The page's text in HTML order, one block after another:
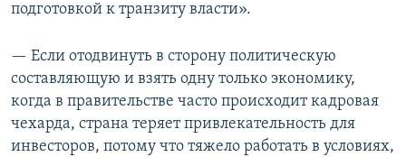
подготовкой к транзиту власти».
— Если отодвинуть в сторону политическую
составляющую и взять одну только экономику,
когда в правительстве часто происходит кадровая
чехарда, страна теряет привлекательность для
инвесторов, потому что тяжело работать в условиях,